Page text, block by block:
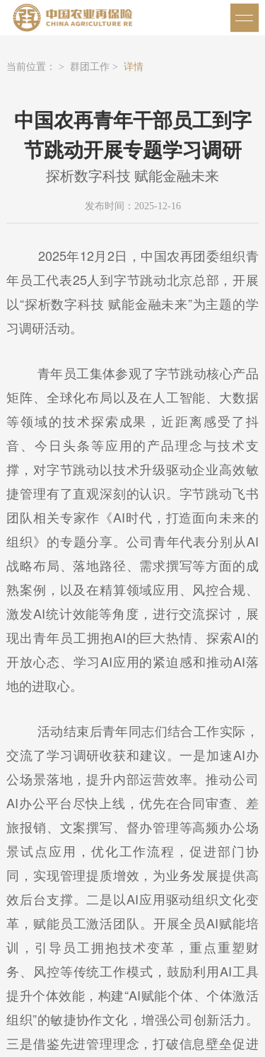
当前位置： > 群团工作 > 详情
中国农再青年干部员工到字
节跳动开展专题学习调研
探析数字科技 赋能金融未来
发布时间：2025-12-16
2025年12月2日，中国农再团委组织青
年员工代表25人到字节跳动北京总部，开展
以“探析数字科技 赋能金融未来”为主题的学
习调研活动。
青年员工集体参观了字节跳动核心产品
矩阵、全球化布局以及在人工智能、大数据
等领域的技术探索成果，近距离感受了抖
音、今日头条等应用的产品理念与技术支
撑，对字节跳动以技术升级驱动企业高效敏
捷管理有了直观深刻的认识。字节跳动飞书
团队相关专家作《AI时代，打造面向未来的
组织》的专题分享。公司青年代表分别从AI
战略布局、落地路径、需求撰写等方面的成
熟案例，以及在精算领域应用、风控合规、
激发AI统计效能等角度，进行交流探讨，展
现出青年员工拥抱AI的巨大热情、探索AI的
开放心态、学习AI应用的紧迫感和推动AI落
地的进取心。
活动结束后青年同志们结合工作实际，
交流了学习调研收获和建议。一是加速AI办
公场景落地，提升内部运营效率。推动公司
AI办公平台尽快上线，优先在合同审查、差
旅报销、文案撰写、督办管理等高频办公场
景试点应用，优化工作流程，促进部门协
同，实现管理提质增效，为业务发展提供高
效后台支撑。二是以AI应用驱动组织文化变
革，赋能员工激活团队。开展全员AI赋能培
训，引导员工拥抱技术变革，重点重塑财
务、风控等传统工作模式，鼓励利用AI工具
提升个体效能，构建“AI赋能个体、个体激活
组织”的敏捷协作文化，增强公司创新活力。
三是借鉴先进管理理念，打破信息壁垒促进